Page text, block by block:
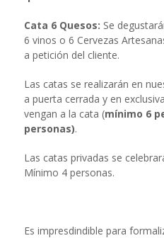
Cata 6 Quesos: Se
6 vinos o 6 Cervezas
a petición del cliente.
Las catas se realizarán en
a puerta cerrada y en
vengan a la cata (mínimo 6
personas).
Las catas privadas se
Mínimo 4 personas.
Es impresdindible para